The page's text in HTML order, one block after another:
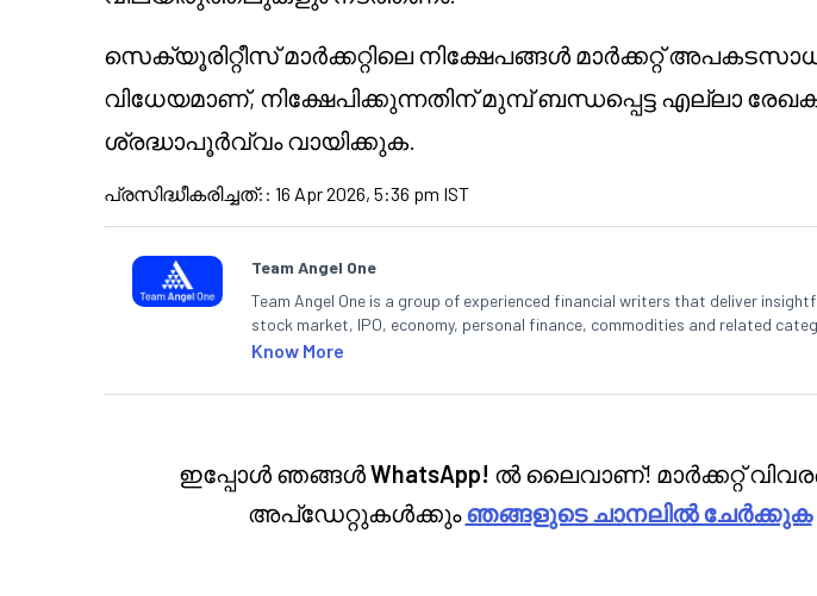
സെക്യൂരിറ്റീസ് മാർക്കറ്റിലെ നിക്ഷേപങ്ങൾ മാർക്കറ്റ്
വിധേയമാണ്, നിക്ഷേപിക്കുന്നതിന് മുമ്പ് ബന്ധപ്പെട്ട എല്ലാ
ശ്രദ്ധാപൂർവ്വം വായിക്കുക.
പ്രസിദ്ധീകരിച്ചത്: : 16 Apr 2026, 5:36 pm IST
Team Angel One
Team Angel One is a group of experienced financial writers that deliver
stock market, IPO, economy, personal finance, commodities and related
Know More
ഇപ്പോൾ ഞങ്ങൾWhatsApp! ൽ ലൈവാണ്! മാർക്കറ്റ്
അപ്‌ഡേറ്റുകൾക്കും ഞങ്ങളുടെ ചാനലിൽ ചേർക്കുക